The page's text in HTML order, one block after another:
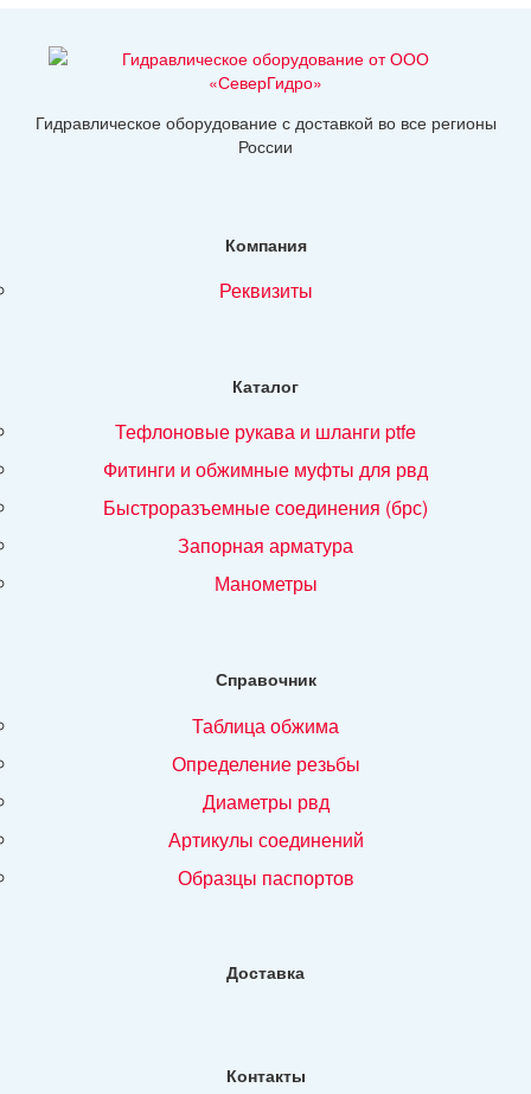
Гидравлическое оборудование с доставкой во все регионы
России
Компания
реквизиты
Каталог
тефлоновые рукава и шланги ptfe
фитинги и обжимные муфты для рвд
быстроразъемные соединения (брс)
запорная арматура
манометры
Справочник
таблица обжима
определение резьбы
диаметры рвд
артикулы соединений
образцы паспортов
Доставка
Контакты